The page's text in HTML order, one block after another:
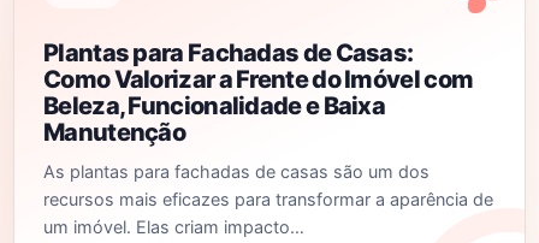
Plantas para Fachadas de Casas:
Como Valorizar a Frente do Imóvel com
Beleza, Funcionalidade e Baixa
Manutenção
As plantas para fachadas de casas são um dos
recursos mais eficazes para transformar a aparência de
um imóvel. Elas criam impacto…